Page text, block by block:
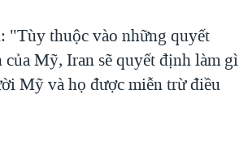
"Tùy thuộc vào những quyết
của Mỹ, Iran sẽ quyết định làm gì
Mỹ và họ được miễn trừ điều